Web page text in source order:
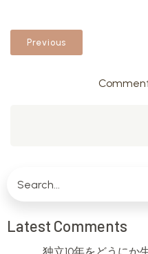
Previous
Latest Comments